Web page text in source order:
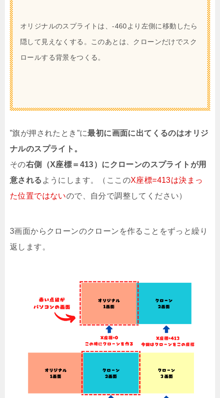
オリジナルのスプライトは、-460より左側に移動したら
隠して見えなくする。このあとは、クローンだけでスク
ロールする背景をつくる。
”旗が押されたとき”に最初に画面に出てくるのはオリジ
ナルのスプライト。
その右側（X座標＝413）にクローンのスプライトが用
意される ようにします。（ここのX座標=413は決まっ
た位置ではないので、自分で調整してください）
3画面からクローンのクローンを作ることをずっと繰り
返します。